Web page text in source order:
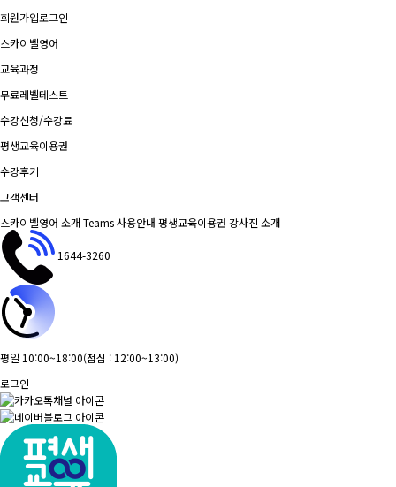
회원가입로그인
스카이벨영어
교육과정
무료레벨테스트
수강신청/수강료
평생교육이용권
수강후기
고객센터
스카이벨영어 소개Teams 사용안내 평생교육이용권 강사진 소개
1644-3260
평일 10:00~18:00(점심 : 12:00~13:00)
로그인